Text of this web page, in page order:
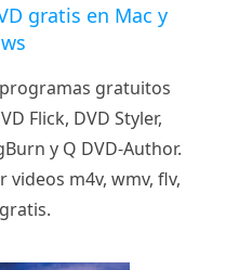
gratis en Mac y
gratuitos
Flick, DVD Styler,
y Q DVD-Author.
m4v, wmv, flv,